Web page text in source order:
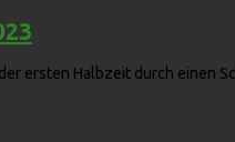
der ersten Halbzeit durch